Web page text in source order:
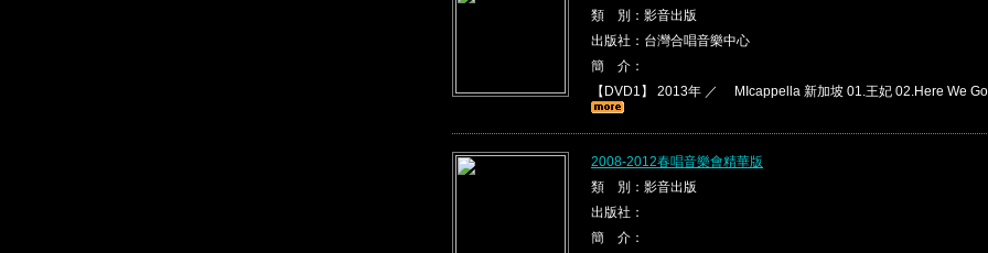
類 別：影音出版
出版社：台灣合唱音樂中心
簡 介：
【DVD1】 2013年 ／ MIcappella 新加坡 01.王妃 02.Here We
2008-2012春唱音樂會精華版
類 別：影音出版
出版社：
簡 介：